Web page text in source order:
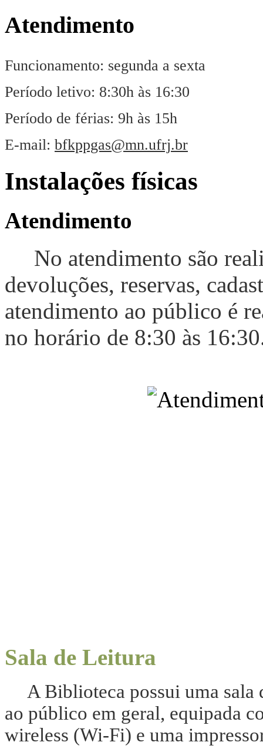
Atendimento
Funcionamento: segunda a sexta
Período letivo: 8:30h às 16:30
Período de férias: 9h às 15h
E-mail: bfkppgas@mn.ufrj.br
Instalações físicas
Atendimento
No atendimento são
devoluções, reservas,
atendimento ao público é
no horário de 8:30 às
Sala de Leitura
A Biblioteca possui uma sala
ao público em geral, equipada
wireless (Wi-Fi) e uma